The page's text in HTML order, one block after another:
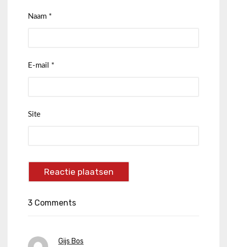
Naam *
E-mail *
Site
3 Comments
Gijs Bos